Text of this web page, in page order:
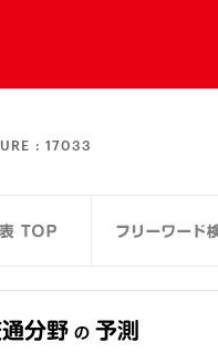
: 17033
分野 の 予測